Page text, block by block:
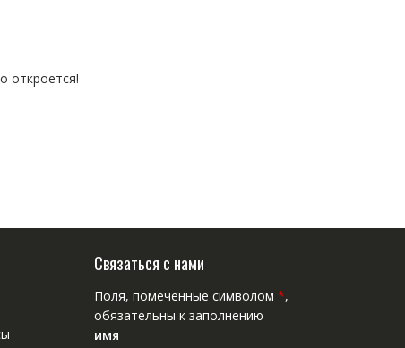
откроется!
Связаться с нами
Поля, помеченные символом *,
обязательны к заполнению
имя